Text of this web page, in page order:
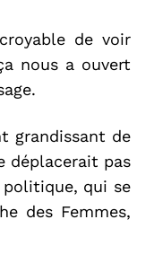
de voir
nous a ouvert
grandissant de
déplacerait pas
politique, qui se
des Femmes,